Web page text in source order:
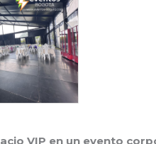
VIP en un evento